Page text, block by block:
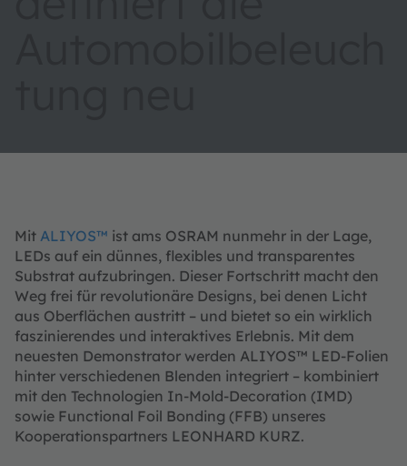
Mit ALIYOS™ ist ams OSRAM nunmehr in der Lage,
LEDs auf ein dünnes, flexibles und transparentes
Substrat aufzubringen. Dieser Fortschritt macht den
Weg frei für revolutionäre Designs, bei denen Licht
aus Oberflächen austritt – und bietet so ein wirklich
faszinierendes und interaktives Erlebnis. Mit dem
neuesten Demonstrator werden ALIYOS™ LED-Folien
hinter verschiedenen Blenden integriert – kombiniert
mit den Technologien In-Mold-Decoration (IMD)
sowie Functional Foil Bonding (FFB) unseres
Kooperationspartners LEONHARD KURZ.